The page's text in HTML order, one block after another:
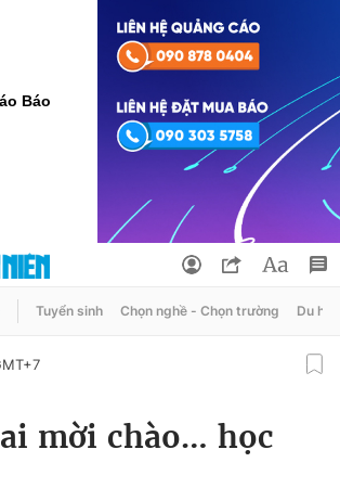
Báo
ĐẶT BÁO
Tuyển sinh Chọn nghề - Chọn trường Du học
mời chào… học